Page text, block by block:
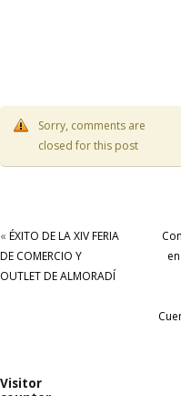
Sorry, comments are
closed for this post
« ÉXITO DE LA XIV FERIA
DE COMERCIO Y
OUTLET DE ALMORADÍ
Visitor